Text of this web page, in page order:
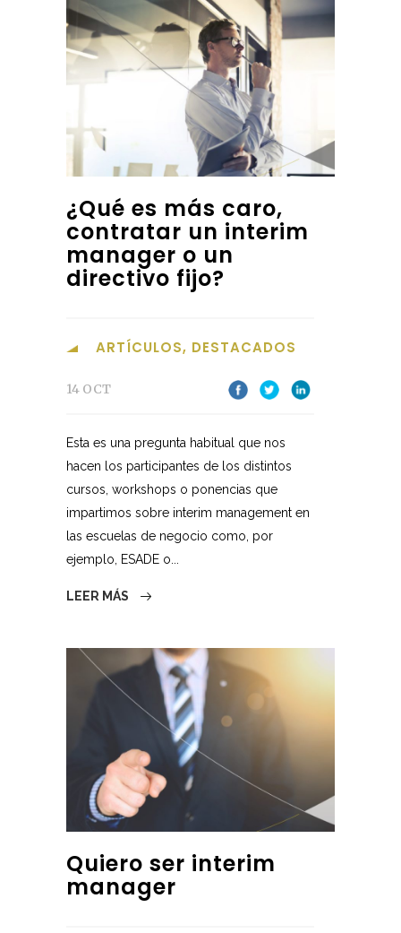
¿Qué es más caro,
contratar un interim
manager o un
directivo fijo?
ARTÍCULOS, DESTACADOS
14 OCT
Esta es una pregunta habitual que nos
hacen los participantes de los distintos
cursos, workshops o ponencias que
impartimos sobre interim management en
las escuelas de negocio como, por
ejemplo, ESADE o...
LEER MÁS
Quiero ser interim
manager